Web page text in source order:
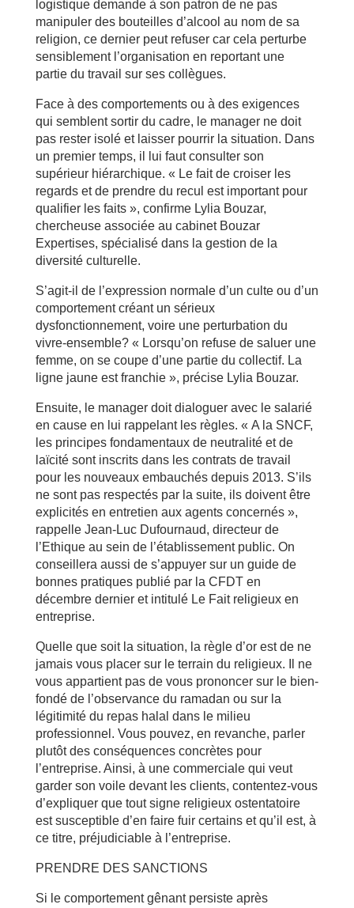
logistique demande à son patron de ne pas
manipuler des bouteilles d’alcool au nom de sa
religion, ce dernier peut refuser car cela perturbe
sensiblement l’organisation en reportant une
partie du travail sur ses collègues.
Face à des comportements ou à des exigences
qui semblent sortir du cadre, le manager ne doit
pas rester isolé et laisser pourrir la situation. Dans
un premier temps, il lui faut consulter son
supérieur hiérarchique. « Le fait de croiser les
regards et de prendre du recul est important pour
qualifier les faits », confirme Lylia Bouzar,
chercheuse associée au cabinet Bouzar
Expertises, spécialisé dans la gestion de la
diversité culturelle.
S’agit-il de l’expression normale d’un culte ou d’un
comportement créant un sérieux
dysfonctionnement, voire une perturbation du
vivre-ensemble? « Lorsqu’on refuse de saluer une
femme, on se coupe d’une partie du collectif. La
ligne jaune est franchie », précise Lylia Bouzar.
Ensuite, le manager doit dialoguer avec le salarié
en cause en lui rappelant les règles. « A la SNCF,
les principes fondamentaux de neutralité et de
laïcité sont inscrits dans les contrats de travail
pour les nouveaux embauchés depuis 2013. S’ils
ne sont pas respectés par la suite, ils doivent être
explicités en entretien aux agents concernés »,
rappelle Jean-Luc Dufournaud, directeur de
l’Ethique au sein de l’établissement public. On
conseillera aussi de s’appuyer sur un guide de
bonnes pratiques publié par la CFDT en
décembre dernier et intitulé Le Fait religieux en
entreprise.
Quelle que soit la situation, la règle d’or est de ne
jamais vous placer sur le terrain du religieux. Il ne
vous appartient pas de vous prononcer sur le bien-
fondé de l’observance du ramadan ou sur la
légitimité du repas halal dans le milieu
professionnel. Vous pouvez, en revanche, parler
plutôt des conséquences concrètes pour
l’entreprise. Ainsi, à une commerciale qui veut
garder son voile devant les clients, contentez-vous
d’expliquer que tout signe religieux ostentatoire
est susceptible d’en faire fuir certains et qu’il est, à
ce titre, préjudiciable à l’entreprise.
PRENDRE DES SANCTIONS
Si le comportement gênant persiste après